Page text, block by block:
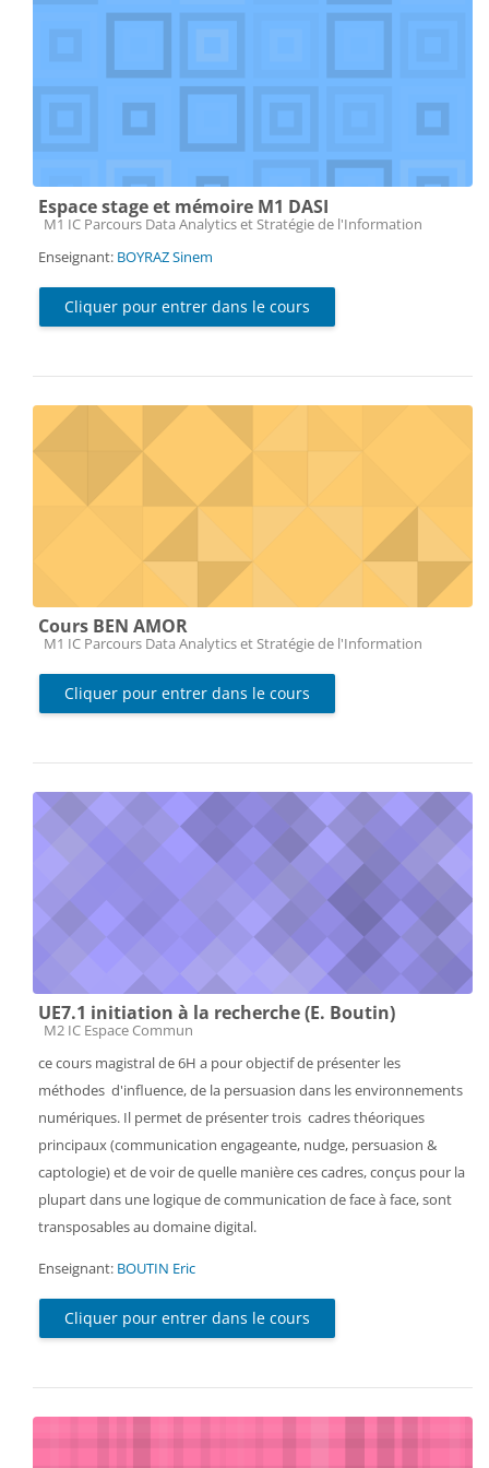
Espace stage et mémoire M1 DASI
Catégorie de cours
M1 IC Parcours Data Analytics et Stratégie de l'Information
Enseignant: BOYRAZ Sinem
Cliquer pour entrer dans le cours
Cours BEN AMOR
Catégorie de cours
M1 IC Parcours Data Analytics et Stratégie de l'Information
Cliquer pour entrer dans le cours
UE7.1 initiation à la recherche (E. Boutin)
Catégorie de cours
M2 IC Espace Commun
ce cours magistral de 6H a pour objectif de présenter les
méthodes d'influence, de la persuasion dans les environnements
numériques. Il permet de présenter trois cadres théoriques
principaux (communication engageante, nudge, persuasion &
captologie) et de voir de quelle manière ces cadres, conçus pour la
plupart dans une logique de communication de face à face, sont
transposables au domaine digital.
Enseignant: BOUTIN Eric
Cliquer pour entrer dans le cours